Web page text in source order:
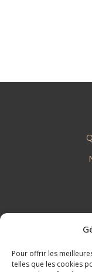
Pour offrir les
telles que les cookies